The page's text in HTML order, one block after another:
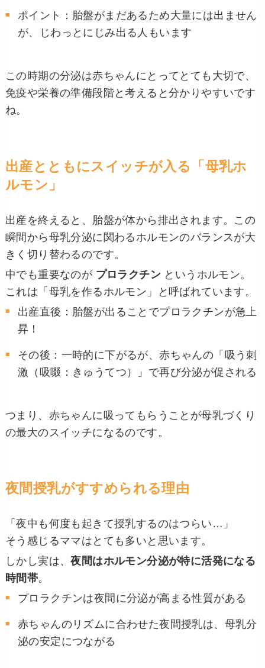
ポイント：胎盤がまだあるため大量には出ません
が、じわっとにじみ出る人もいます
この時期の分泌は赤ちゃんにとってとても大切で、
免疫や栄養の準備段階と考えると分かりやすいです
ね。
出産とともにスイッチが入る「母乳ホ
ルモン」
出産を終えると、胎盤が体から排出されます。この
瞬間から母乳分泌に関わるホルモンのバランスが大
きく切り替わるのです。
中でも重要なのが プロラクチン というホルモン。
これは「母乳を作るホルモン」と呼ばれています。
出産直後：胎盤が出ることでプロラクチンが急上
昇！
その後：一時的に下がるが、赤ちゃんの「吸う刺
激（吸啜：きゅうてつ）」で再び分泌が促される
つまり、赤ちゃんに吸ってもらうことが母乳づくり
の最大のスイッチになるのです。
夜間授乳がすすめられる理由
「夜中も何度も起きて授乳するのはつらい…」
そう感じるママはとても多いと思います。
しかし実は、夜間はホルモン分泌が特に活発になる
時間帯。
プロラクチンは夜間に分泌が高まる性質がある
赤ちゃんのリズムに合わせた夜間授乳は、母乳分
泌の安定につながる